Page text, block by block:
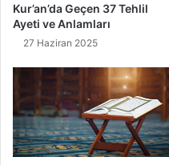
Kur’an’da Geçen 37 Tehlil
Ayeti ve Anlamları
27 Haziran 2025